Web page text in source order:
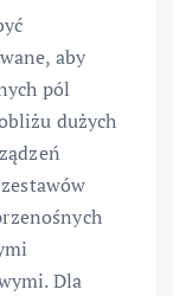
aby
pól
dużych
Dla